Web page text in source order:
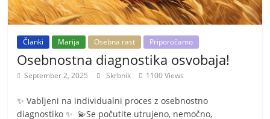
Članki Marija Osebna rast Priporočamo
Osebnostna diagnostika osvobaja!
September 2, 2025 Skrbnik 1100 Views
✨ Vabljeni na individualni proces z osebnostno
diagnostiko ✨ 💫Se počutite utrujeno, nemočno,